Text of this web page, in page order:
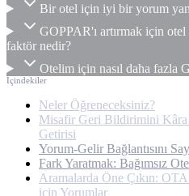
Bir otel için iyi bir yorum
GOPPAR'ı artırmak için
faktör nedir?
Otelim için nasıl daha fazla
İçindekiler
Neler Öğreneceksiniz?
Misafir Geri Bildirimini Kâra
Getirisi
Yorum-Gelir Bağlantısını
Fark Yaratmak: Bağımsız
Aramalarda Öne Çıkın:
için Yorumlar